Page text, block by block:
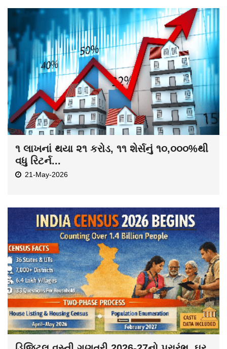
૧ લાખનાં થયા ૨૧ કરોડ, ૧૧ શેર્સનું ૧૦,૦૦૦%થી
વધુ રિટર્ન...
21-May-2026